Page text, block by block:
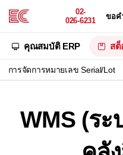
02-
026-6231
ขอค
คุณสมบัติ ERP สต็
การจัดการหมายเลข Serial/Lot
WMS (ร